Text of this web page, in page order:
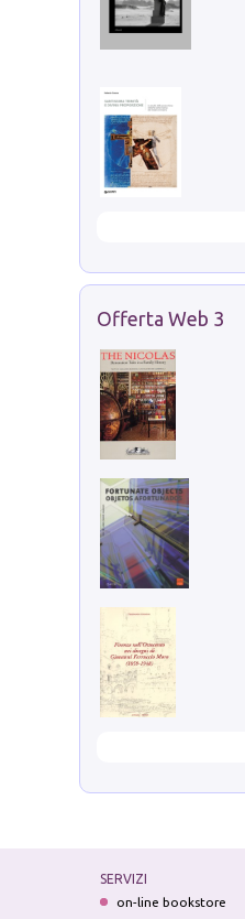
Offerta Web 3
SERVIZI
on-line bookstore